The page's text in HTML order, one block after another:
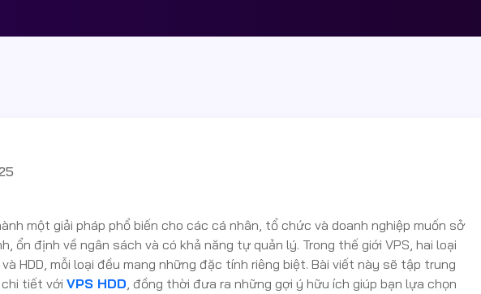
một giải pháp phổ biến cho các cá nhân, tổ chức và doanh nghiệp muốn sở
ổn định về ngân sách và có khả năng tự quản lý. Trong thế giới VPS, hai loại
HDD, mỗi loại đều mang những đặc tính riêng biệt. Bài viết này sẽ tập trung
chi tiết với VPS HDD, đồng thời đưa ra những gợi ý hữu ích giúp bạn lựa chọn